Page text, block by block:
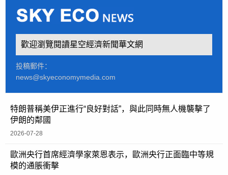
歡迎瀏覽閱讀星空經濟新聞華文網
投稿郵件：
news@skyeconomymedia.com
特朗普稱美伊正進行“良好對話”，與此同時無人機襲擊了
伊朗的鄰國
2026-07-28
歐洲央行首席經濟學家萊恩表示，歐洲央行正面臨中等規
模的通脹衝擊